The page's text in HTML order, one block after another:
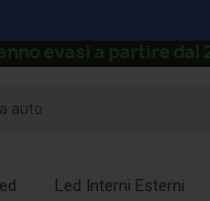
evasi a partire dal 24
Led Interni Esterni